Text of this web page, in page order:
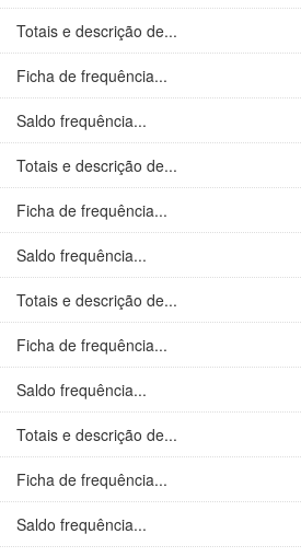
Totais e descrição de...
Ficha de frequência...
Saldo frequência...
Totais e descrição de...
Ficha de frequência...
Saldo frequência...
Totais e descrição de...
Ficha de frequência...
Saldo frequência...
Totais e descrição de...
Ficha de frequência...
Saldo frequência...